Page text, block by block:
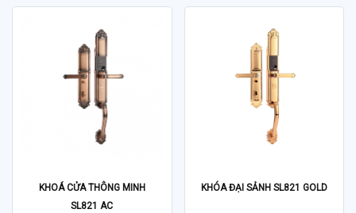
KHOÁ CỬA THÔNG MINH
SL821 AC
KHÓA ĐẠI SẢNH SL821 GOLD